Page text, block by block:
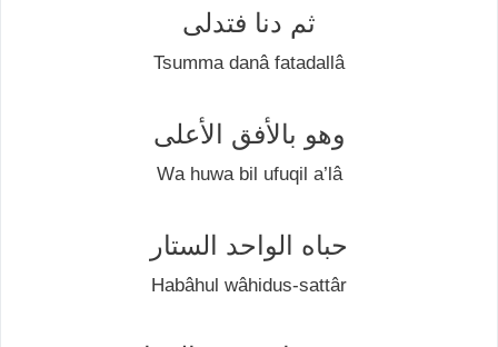
ثم دنا فتدلی
Tsumma danâ fаtаdаllâ
وهو بالأفق الأعلی
Wа huwa bil ufuԛіl а’lâ
حباه الواحد الستار
Habâhul wâhіduѕ-ѕаttâr